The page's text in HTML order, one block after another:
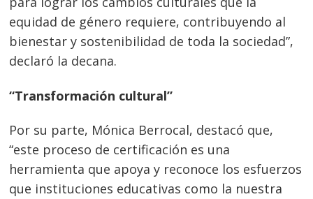
equidad de género requiere, contribuyendo al
bienestar y sostenibilidad de toda la sociedad”,
declaró la decana.
“Transformación cultural”
Por su parte, Mónica Berrocal, destacó que,
“este proceso de certificación es una
herramienta que apoya y reconoce los esfuerzos
que instituciones educativas como la nuestra